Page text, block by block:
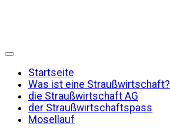
Startseite
Was ist eine Straußwirtschaft?
die Straußwirtschaft AG
der Straußwirtschaftspass
Mosellauf